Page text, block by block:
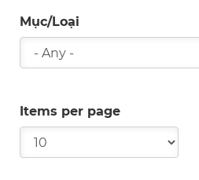
Mục/Loại
Items per page